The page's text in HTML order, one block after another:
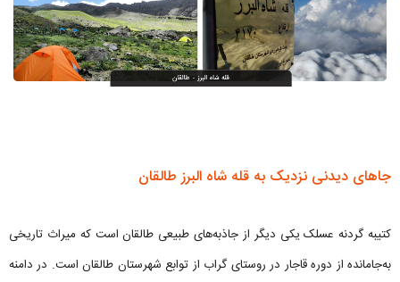
جاهای دیدنی نزدیک به قله شاه البرز طالقان
کتیبه گردنه عسلک یکی دیگر از جاذبه‌های طبیعی طالقان است که میراث تاریخی
به‌جامانده از دوره قاجار در روستای گراب از توابع شهرستان طالقان است. در دامنه